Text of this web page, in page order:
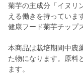
菊芋の主成分「イヌリ
える働きを持っていま
健康フード菊芋チップ
本商品は栽培期間中
た物になります。原料
ます。